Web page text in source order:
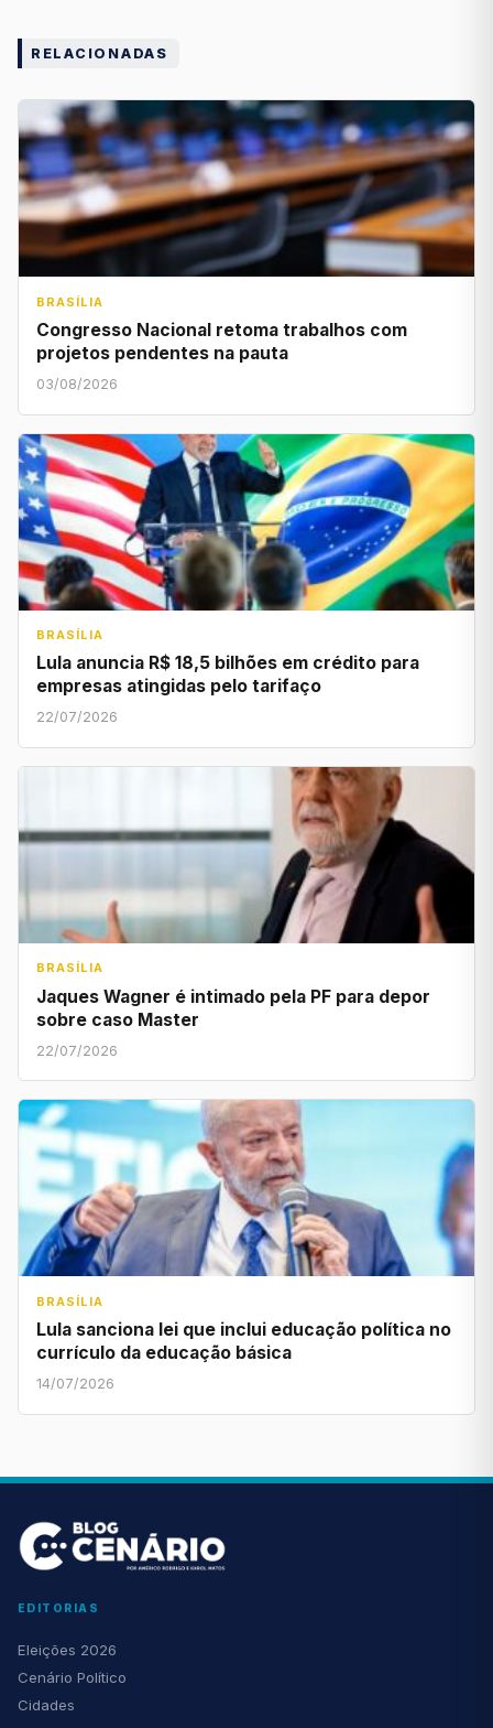
RELACIONADAS
BRASÍLIA
Congresso Nacional retoma trabalhos com
projetos pendentes na pauta
03/08/2026
BRASÍLIA
Lula anuncia R$ 18,5 bilhões em crédito para
empresas atingidas pelo tarifaço
22/07/2026
BRASÍLIA
Jaques Wagner é intimado pela PF para depor
sobre caso Master
22/07/2026
BRASÍLIA
Lula sanciona lei que inclui educação política no
currículo da educação básica
14/07/2026
EDITORIAS
Eleições 2026
Cenário Político
Cidades